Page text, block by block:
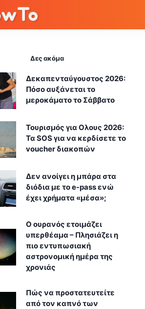
Δες ακόμα
Δεκαπενταύγουστος 2026:
Πόσο αυξάνεται το
μεροκάματο το Σάββατο
Τουρισμός για Ολους 2026:
Τα SOS για να κερδίσετε το
voucher διακοπών
Δεν ανοίγει η μπάρα στα
διόδια με το e-pass ενώ
έχει χρήματα «μέσα»;
Ο ουρανός ετοιμάζει
υπερθέαμα – Πλησιάζει η
πιο εντυπωσιακή
αστρονομική ημέρα της
χρονιάς
Πώς να προστατευτείτε
από τον καπνό των